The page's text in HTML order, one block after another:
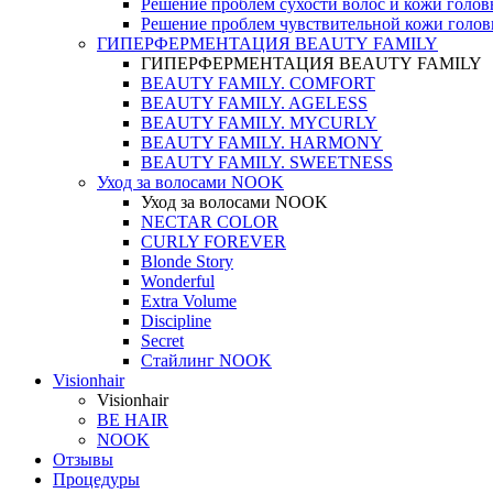
Решение проблем чувствительной кожи
ГИПЕРФЕРМЕНТАЦИЯ BEAUTY FAMILY
ГИПЕРФЕРМЕНТАЦИЯ BEAUTY FAMILY
BEAUTY FAMILY. COMFORT
BEAUTY FAMILY. AGELESS
BEAUTY FAMILY. MYCURLY
BEAUTY FAMILY. HARMONY
BEAUTY FAMILY. SWEETNESS
Уход за волосами NOOK
Уход за волосами NOOK
NECTAR COLOR
CURLY FOREVER
Blonde Story
Wonderful
Extra Volume
Discipline
Secret
Стайлинг NOOK
Visionhair
Visionhair
BE HAIR
NOOK
Отзывы
Процедуры